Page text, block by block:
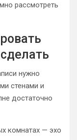
рассмотреть
нужно
стенами и
достаточно
комнатах — эхо